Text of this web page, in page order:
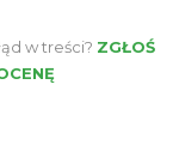
w treści? ZGŁOŚ